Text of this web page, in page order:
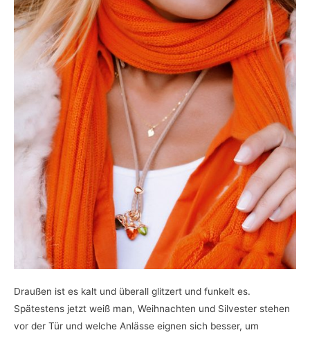
Draußen ist es kalt und überall glitzert und funkelt es.
Spätestens jetzt weiß man, Weihnachten und Silvester stehen
vor der Tür und welche Anlässe eignen sich besser, um